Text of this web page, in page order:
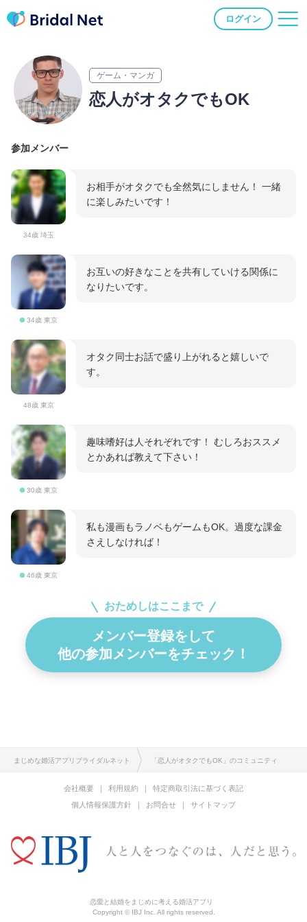
ログイン
ゲーム・マンガ
恋人がオタクでもOK
参加メンバー
34歳 埼玉
お相手がオタクでも全然気にしません！ 一緒
に楽しみたいです！
34歳 東京
お互いの好きなことを共有していける関係に
なりたいです。
48歳 東京
オタク同士お話で盛り上がれると嬉しいで
す。
30歳 東京
趣味嗜好は人それぞれです！ むしろおススメ
とかあれば教えて下さい！
46歳 東京
私も漫画もラノベもゲームもOK。過度な課金
さえしなければ！
おためしはここまで
メンバー登録をして
他の参加メンバーをチェック！
まじめな婚活アプリブライダルネット 「恋人がオタクでもOK」のコミュニティ
会社概要 利用規約
特定商取引法に基づく表記
個人情報保護方針
お問合せ サイトマップ
恋愛と結婚をまじめに考える婚活アプリ
Copyright © IBJ Inc. All rights reserved.